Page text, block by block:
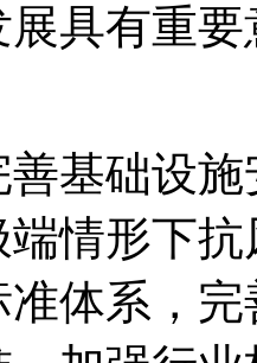
具有重要
善基础设
端情形下
体系 ， 完